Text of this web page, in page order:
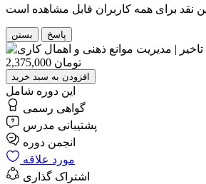
بستن پاسخ
2,375,000 تومان
افزودن به سبد خرید
این دوره شامل
گواهی رسمی
پشتیبانی مدرس
مورد علاقه
اشتراک گذاری